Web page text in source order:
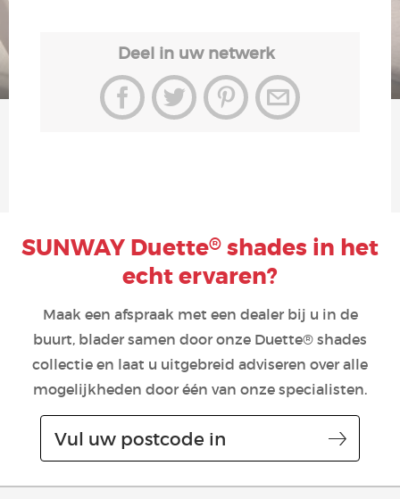
Deel in uw netwerk
SUNWAY Duette® shades in het
echt ervaren?
Maak een afspraak met een dealer bij u in de
buurt, blader samen door onze Duette® shades
collectie en laat u uitgebreid adviseren over alle
mogelijkheden door één van onze specialisten.